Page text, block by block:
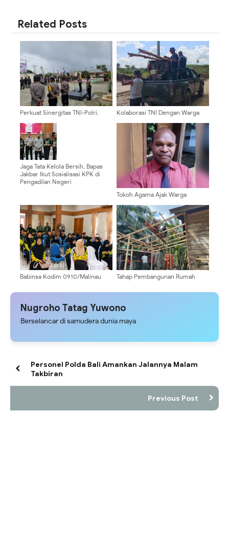
Related Posts
‎Perkuat Sinergitas TNI-Polri,
Siaga dan Show of Force Jelang
Kalender Kamtibmas 1 Juli 2026 ‎ ‎
Kolaborasi TNI Dengan Warga
Ke-129 Kodim 0904/Paser di
Jaga Tata Kelola Bersih, Bapas
Jakbar Ikut Sosialisasi KPK di
Pengadilan Negeri
Tokoh Agama Ajak Warga
Provokasi Jelang HUT RI
Babinsa Kodim 0910/Malinau
Provinsi Kaltara, Pastikan
Lancar
Tahap Pembangunan Rumah
Pembuatan Kerangka
Nugroho Tatag Yuwono
Berselancar di samudera dunia maya
Personel Polda Bali Amankan Jalannya Malam
Takbiran
Previous Post